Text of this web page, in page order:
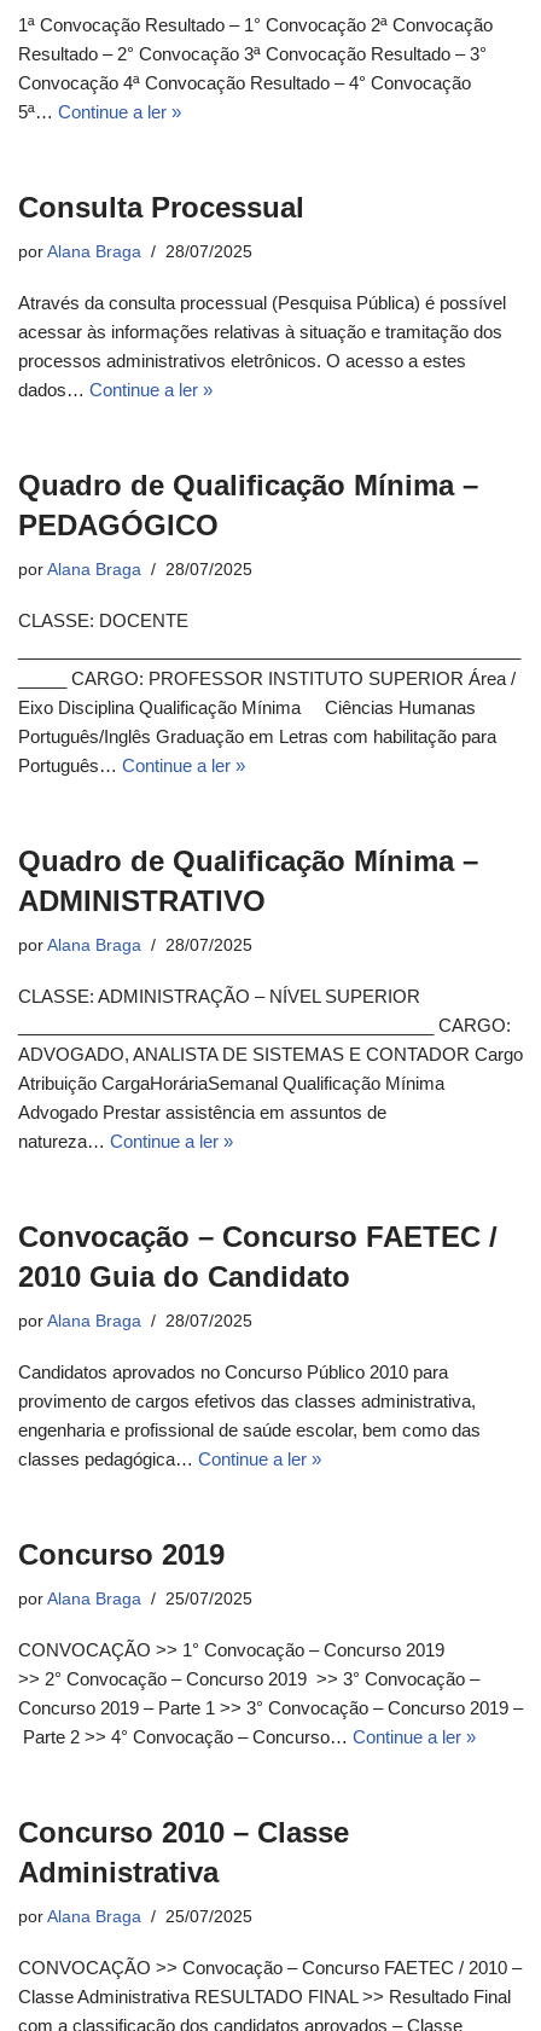
1ª Convocação Resultado – 1° Convocação 2ª Convocação
Resultado – 2° Convocação 3ª Convocação Resultado – 3°
Convocação 4ª Convocação Resultado – 4° Convocação
5ª… Continue a ler »
Consulta Processual
por Alana Braga 28/07/2025
Através da consulta processual (Pesquisa Pública) é possível
acessar às informações relativas à situação e tramitação dos
processos administrativos eletrônicos. O acesso a estes
dados… Continue a ler »
Quadro de Qualificação Mínima –
PEDAGÓGICO
por Alana Braga 28/07/2025
CLASSE: DOCENTE
_____ CARGO: PROFESSOR INSTITUTO SUPERIOR Área /
Eixo Disciplina Qualificação Mínima Ciências Humanas
Português/Inglês Graduação em Letras com habilitação para
Português… Continue a ler »
Quadro de Qualificação Mínima –
ADMINISTRATIVO
por Alana Braga 28/07/2025
CLASSE: ADMINISTRAÇÃO – NÍVEL SUPERIOR
___________________________________________ CARGO:
ADVOGADO, ANALISTA DE SISTEMAS E CONTADOR Cargo
Atribuição CargaHoráriaSemanal Qualificação Mínima
Advogado Prestar assistência em assuntos de
natureza… Continue a ler »
Convocação – Concurso FAETEC /
2010 Guia do Candidato
por Alana Braga 28/07/2025
Candidatos aprovados no Concurso Público 2010 para
provimento de cargos efetivos das classes administrativa,
engenharia e profissional de saúde escolar, bem como das
classes pedagógica… Continue a ler »
Concurso 2019
por Alana Braga 25/07/2025
CONVOCAÇÃO >> 1° Convocação – Concurso 2019
>> 2° Convocação – Concurso 2019 >> 3° Convocação –
Concurso 2019 – Parte 1 >> 3° Convocação – Concurso 2019 –
Parte 2 >> 4° Convocação – Concurso… Continue a ler »
Concurso 2010 – Classe
Administrativa
por Alana Braga 25/07/2025
CONVOCAÇÃO >> Convocação – Concurso FAETEC / 2010 –
Classe Administrativa RESULTADO FINAL >> Resultado Final
com a classificação dos candidatos aprovados – Classe